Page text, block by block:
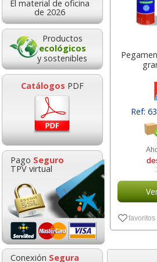
El material de oficina
de 2026
Productos
ecológicos
y sostenibles
Catálogos PDF
Pago Seguro
TPV virtual
Conexión Segura
Ref:
favoritos
0,49 €
0,59 con Iva
Pizarra
Magnética
36x36 cms
desde:6,99
8,46 con Iva
Goma de
moldeable
para carboncillo o
grafito